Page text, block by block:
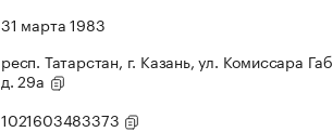
31 марта 1983
респ. Татарстан, г. Казань, ул. Комиссара
д. 29а
1021603483373